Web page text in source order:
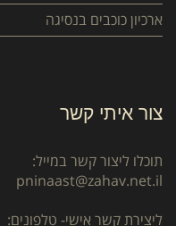
ארכיון כוכבים בנסיגה
צור איתי קשר
תוכלו ליצור קשר במייל:
pninaast@zahav.net.il
ליצירת קשר אישי- טלפונים: